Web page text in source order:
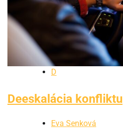
D
Deeskalácia konfliktu
Eva Senková